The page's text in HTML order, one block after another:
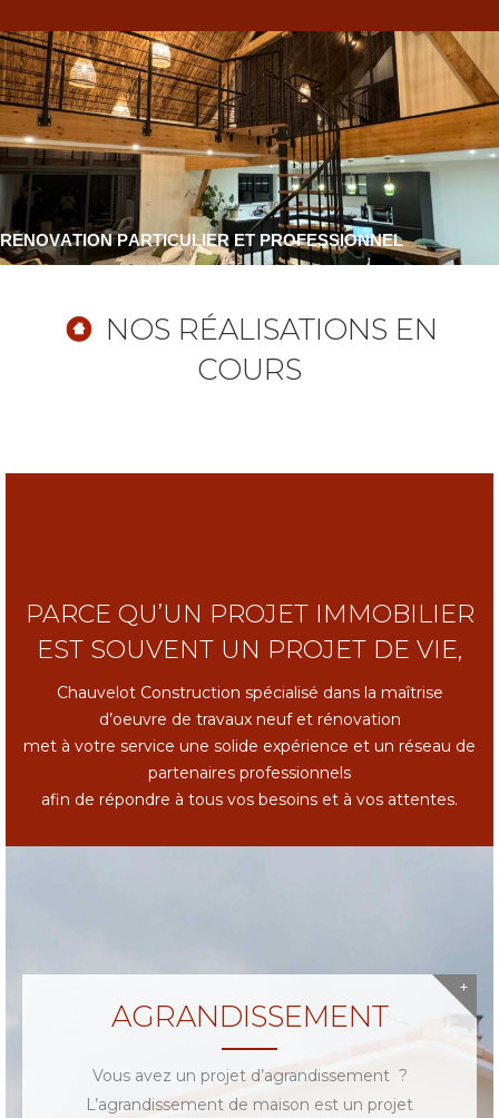
RENOVATION PARTICULIER ET PROFESSIONNEL
NOS RÉALISATIONS EN
COURS
PARCE QU’UN PROJET IMMOBILIER
EST SOUVENT UN PROJET DE VIE,
Chauvelot Construction spécialisé dans la maîtrise
d’oeuvre de travaux neuf et rénovation
met à votre service une solide expérience et un réseau de
partenaires professionnels
afin de répondre à tous vos besoins et à vos attentes.
AGRANDISSEMENT
Vous avez un projet d’agrandissement ?
L’agrandissement de maison est un projet